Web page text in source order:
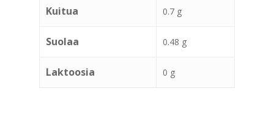
Kuitua 0.7 g
Suolaa 0.48 g
Laktoosia 0 g